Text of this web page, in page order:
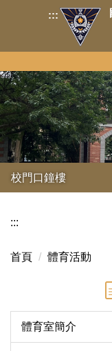
內
容
區
:::
校門口鐘樓
:::
首頁 體育活動
體育室簡介